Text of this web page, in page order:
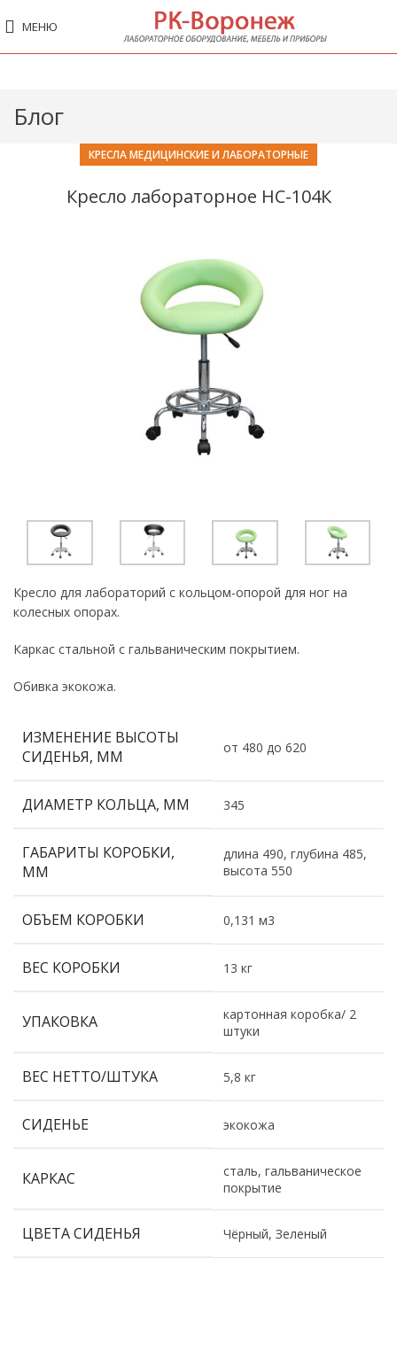
МЕНЮ
Блог
КРЕСЛА МЕДИЦИНСКИЕ И ЛАБОРАТОРНЫЕ
Кресло лабораторное НС-104К
Кресло для лабораторий с кольцом-опорой для ног на
колесных опорах.
Каркас стальной с гальваническим покрытием.
Обивка экокожа.
ИЗМЕНЕНИЕ ВЫСОТЫ
СИДЕНЬЯ, ММ
от 480 до 620
ДИАМЕТР КОЛЬЦА, ММ 345
ГАБАРИТЫ КОРОБКИ,
ММ
длина 490, глубина 485,
высота 550
ОБЪЕМ КОРОБКИ 0,131 м3
ВЕС КОРОБКИ 13 кг
УПАКОВКА
картонная коробка/ 2
штуки
ВЕС НЕТТО/ШТУКА 5,8 кг
СИДЕНЬЕ экокожа
КАРКАС
сталь, гальваническое
покрытие
ЦВЕТА СИДЕНЬЯ Чёрный, Зеленый